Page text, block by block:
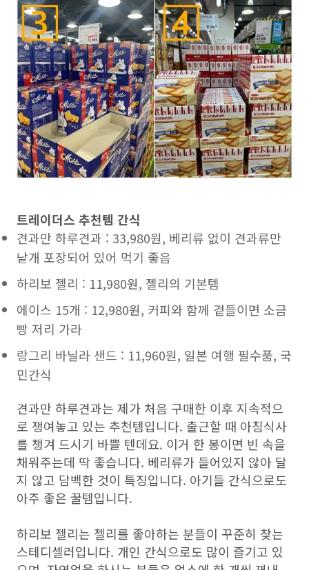
트레이더스 추천템 간식
견과만 하루견과 : 33,980원, 베리류 없이 견과류만
낱개 포장되어 있어 먹기 좋음
하리보 젤리 : 11,980원, 젤리의 기본템
에이스 15개 : 12,980원, 커피와 함께 곁들이면 소금
빵 저리 가라
랑그리 바닐라 샌드 : 11,960원, 일본 여행 필수품, 국
민간식
견과만 하루견과는 제가 처음 구매한 이후 지속적으
로 쟁여놓고 있는 추천템입니다. 출근할 때 아침식사
를 챙겨 드시기 바쁠 텐데요. 이거 한 봉이면 빈 속을
채워주는데 딱 좋습니다. 베리류가 들어있지 않아 달
지 않고 담백한 것이 특징입니다. 아기들 간식으로도
아주 좋은 꿀템입니다.
하리보 젤리는 젤리를 좋아하는 분들이 꾸준히 찾는
스테디셀러입니다. 개인 간식으로도 많이 즐기고 있